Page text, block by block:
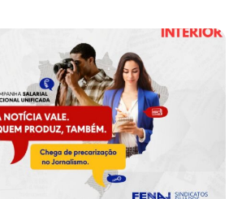
jornais e revistas do interior